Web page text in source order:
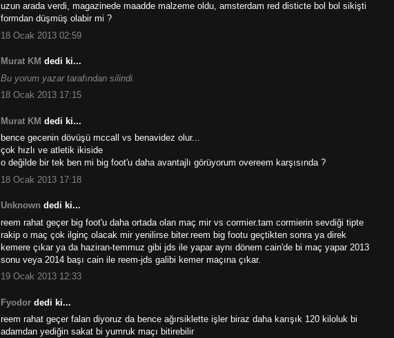
uzun arada verdi, magazinede maadde malzeme oldu, amsterdam red disticte bol bol sikişti
formdan düşmüş olabir mi ?
18 Ocak 2013 02:59
Murat KM dedi ki...
Bu yorum yazar tarafından silindi.
18 Ocak 2013 17:15
Murat KM dedi ki...
bence gecenin dövüşü mccall vs benavidez olur...
çok hızlı ve atletik ikiside
o değilde bir tek ben mi big foot'u daha avantajlı görüyorum overeem karşısında ?
18 Ocak 2013 17:18
Unknown dedi ki...
reem rahat geçer big foot'u daha ortada olan maç mir vs cormier.tam cormierin sevdiği tipte
rakip o maç çok ilginç olacak mir yenilirse biter.reem big footu geçtikten sonra ya direk
kemere çıkar ya da haziran-temmuz gibi jds ile yapar aynı dönem cain'de bi maç yapar 2013
sonu veya 2014 başı cain ile reem-jds galibi kemer maçına çıkar.
19 Ocak 2013 12:33
Fyodor dedi ki...
reem rahat geçer falan diyoruz da bence ağırsiklette işler biraz daha karışık 120 kiloluk bi
adamdan yediğin sakat bi yumruk maçı bitirebilir